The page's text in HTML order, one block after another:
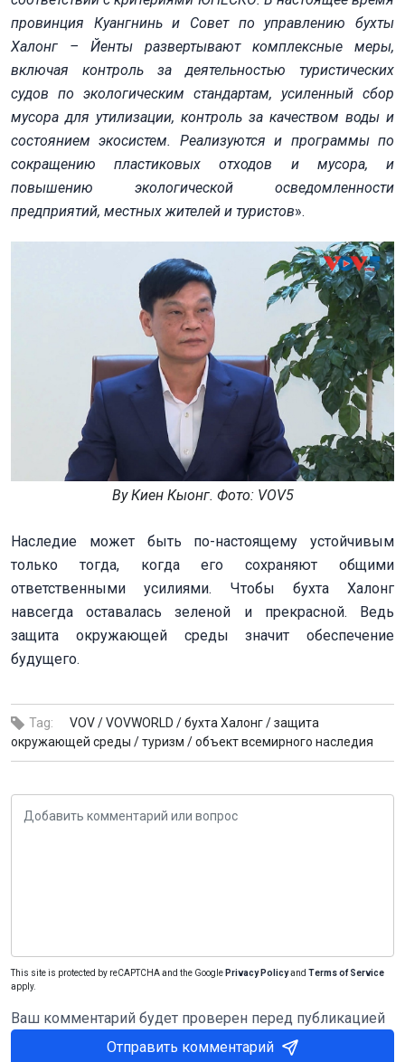
провинция Куангнинь и Совет по управлению бухты
Халонг – Йенты развертывают комплексные меры,
включая контроль за деятельностью туристических
судов по экологическим стандартам, усиленный сбор
мусора для утилизации, контроль за качеством воды и
состоянием экосистем. Реализуются и программы по
сокращению пластиковых отходов и мусора, и
повышению экологической осведомленности
предприятий, местных жителей и туристов».
Ву Киен Кыонг. Фото: VOV5
Наследие может быть по-настоящему устойчивым
только тогда, когда его сохраняют общими
ответственными усилиями. Чтобы бухта Халонг
навсегда оставалась зеленой и прекрасной. Ведь
защита окружающей среды значит обеспечение
будущего.
Tag: VOV /VOVWORLD /бухта Халонг /защита
окружающей среды /туризм /объект всемирного наследия
This site is protected by reCAPTCHA and the Google Privacy Policyand Terms of Service
apply.
Ваш комментарий будет проверен перед публикацией
Отправить комментарий